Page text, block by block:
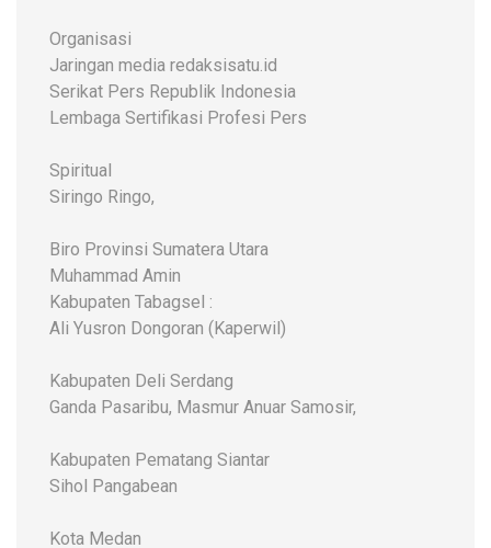
Organisasi
Jaringan media redaksisatu.id
Serikat Pers Republik Indonesia
Lembaga Sertifikasi Profesi Pers
Spiritual
Siringo Ringo,
Biro Provinsi Sumatera Utara
Muhammad Amin
Kabupaten Tabagsel :
Ali Yusron Dongoran (Kaperwil)
Kabupaten Deli Serdang
Ganda Pasaribu, Masmur Anuar Samosir,
Kabupaten Pematang Siantar
Sihol Pangabean
Kota Medan